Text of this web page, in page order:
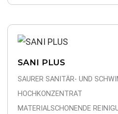
SANI PLUS
SAURER SANITÄR- UND
HOCHKONZENTRAT
MATERIALSCHONENDE